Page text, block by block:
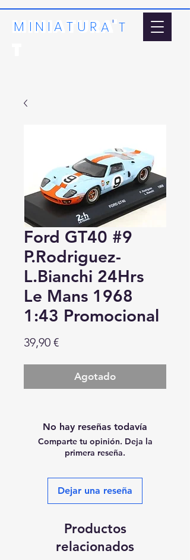
MINIATURA'
MINIAT URA T
'
Ford GT40 #9
P.Rodriguez-
L.Bianchi 24Hrs
Le Mans 1968
1:43 Promocional
39,90 €Precio
Agotado
No hay reseñas todavía
Comparte tu opinión. Deja la
primera reseña.
Dejar una reseña
Productos
relacionados